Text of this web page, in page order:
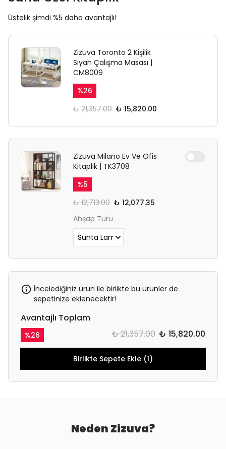
Üstelik şimdi %5 daha avantajlı!
Zizuva Toronto 2 Kişilik
Siyah Çalışma Masası |
CM8009
%26
₺ 21,357.00 ₺ 15,820.00
Zizuva Milano Ev Ve Ofis
Kitaplık | TK3708
%5
₺ 12,713.00 ₺ 12,077.35
Ahşap Türü
İncelediğiniz ürün ile birlikte bu ürünler de
sepetinize eklenecektir!
Avantajlı Toplam
%26 ₺ 21,357.00 ₺ 15,820.00
Birlikte Sepete Ekle (1)
Neden Zizuva?